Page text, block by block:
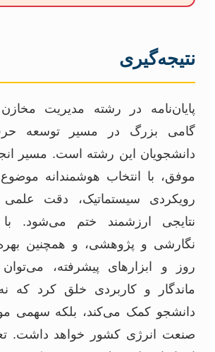
نتیجه‌گیری
پایان‌نامه در رشته مدیریت مخازن
گامی بزرگ در مسیر توسعه
دانشجویان این رشته است. مسیر
موفق، با انتخاب هوشمندانه
رویکردی سیستماتیک، دقت علمی
نتایجی ارزشمند ختم می‌شود.
نگارشی و پژوهشی، و همچنین
روز و ابزارهای پیشرفته،
ماندگار و کاربردی خلق کرد که نه
دانشجو کمک می‌کند، بلکه سهمی
صنعت انرژی کشور خواهد داشت.